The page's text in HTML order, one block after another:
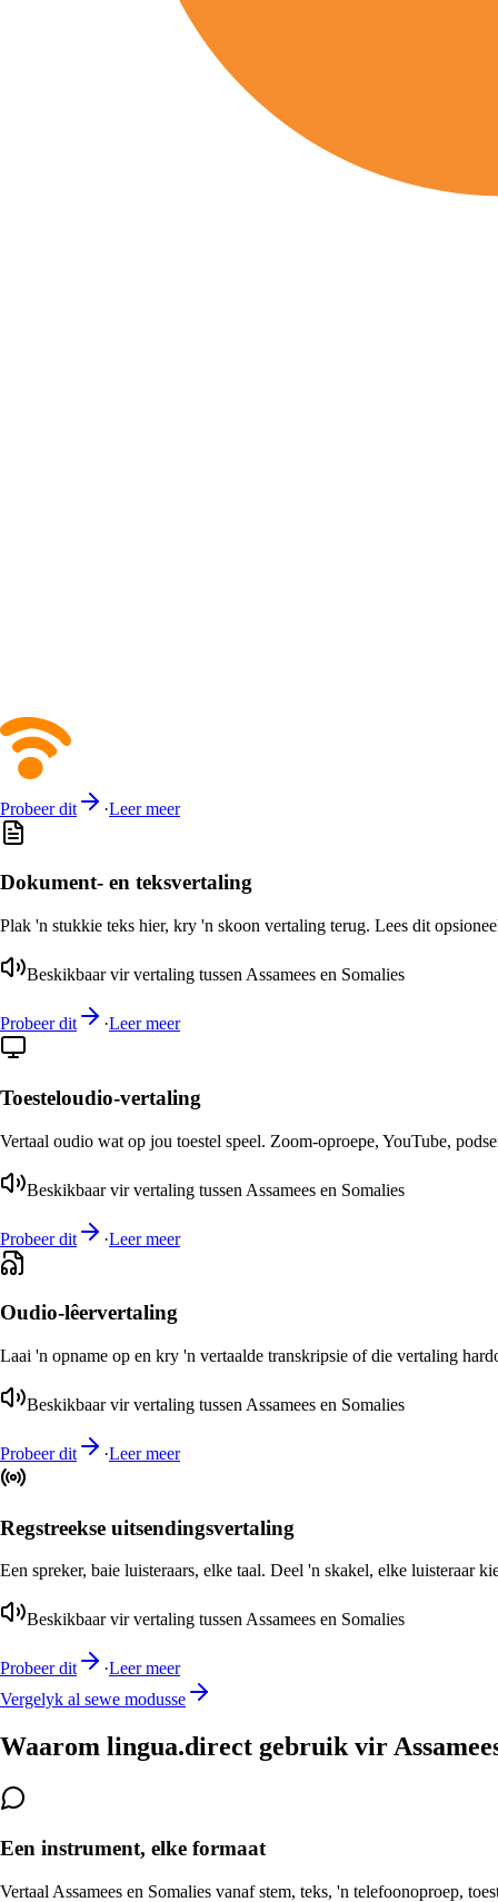
Probeer dit ·Leer meer
Dokument- en teksvertaling
Plak 'n stukkie teks hier, kry 'n skoon vertaling terug. Lees dit
Beskikbaar vir vertaling tussen Assamees en Somalies
Probeer dit ·Leer meer
Toesteloudio-vertaling
Vertaal oudio wat op jou toestel speel. Zoom-oproepe, YouTube,
Beskikbaar vir vertaling tussen Assamees en Somalies
Probeer dit ·Leer meer
Oudio-lêervertaling
Laai 'n opname op en kry 'n vertaalde transkripsie of die vertaling
Beskikbaar vir vertaling tussen Assamees en Somalies
Probeer dit ·Leer meer
Regstreekse uitsendingsvertaling
Een spreker, baie luisteraars, elke taal. Deel 'n skakel, elke luisteraar
Beskikbaar vir vertaling tussen Assamees en Somalies
Probeer dit ·Leer meer
Vergelyk al sewe modusse
Waarom lingua.direct gebruik vir
Een instrument, elke formaat
Vertaal Assamees en Somalies vanaf stem, teks, 'n telefoonoproep,